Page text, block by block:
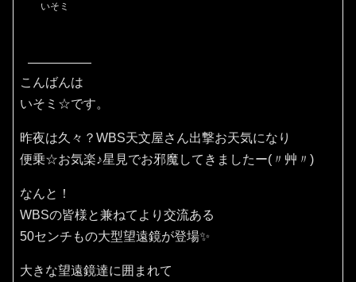
いそミ
こんばんは
いそミ☆です。
昨夜は久々？WBS天文屋さん出撃お天気になり
便乗☆お気楽♪星見でお邪魔してきましたー(〃艸〃)
なんと！
WBSの皆様と兼ねてより交流ある
50センチもの大型望遠鏡が登場✨
大きな望遠鏡達に囲まれて